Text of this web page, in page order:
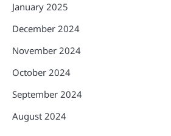
January 2025
December 2024
November 2024
October 2024
September 2024
August 2024